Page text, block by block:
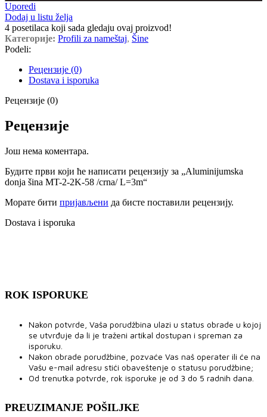
Uporedi
Dodaj u listu želja
4 posetilaca koji sada gledaju ovaj proizvod!
Категорије: Profili za nameštaj, Šine
Podeli:
Рецензије (0)
Dostava i isporuka
Рецензије (0)
Рецензије
Још нема коментара.
Будите први који ће написати рецензију за „Aluminijumska
donja šina MT-2-2K-58 /crna/ L=3m“
Морате бити пријављени да бисте поставили рецензију.
Dostava i isporuka
ROK ISPORUKE
Nakon potvrde, Vaša porudžbina ulazi u status obrade u kojoj
se utvrđuje da li je traženi artikal dostupan i spreman za
isporuku.
Nakon obrade porudžbine, pozvaće Vas naš operater ili će na
Vašu e-mail adresu stići obaveštenje o statusu porudžbine;
Od trenutka potvrde, rok isporuke je od 3 do 5 radnih dana.
PREUZIMANJE POŠILJKE